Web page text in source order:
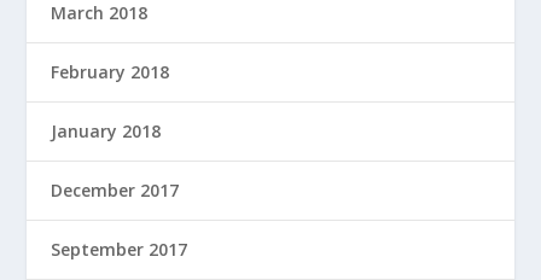
March 2018
February 2018
January 2018
December 2017
September 2017